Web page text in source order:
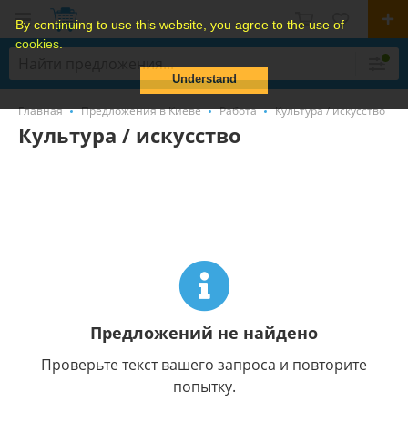
By continuing to use this website, you agree to the use of
cookies.
Understand
Главная Предложения в Киеве Работа Культура / искусство
Культура / искусство
Предложений не найдено
Проверьте текст вашего запроса и повторите
попытку.